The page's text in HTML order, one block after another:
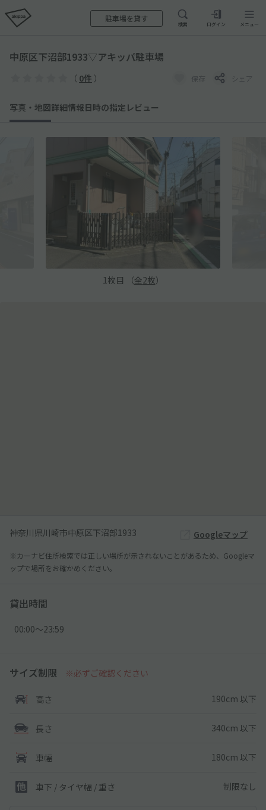
駐車場を貸す
検索 ログイン メニュー
中原区下沼部1933▽アキッパ駐車場
（ 0件 ） 保存 シェア
写真・地図詳細情報日時の指定 レビュー
1 枚目 （全2枚）
神奈川県川崎市中原区下沼部1933 Googleマップ
※カーナビ住所検索では正しい場所が示されないことがあるため、Googleマ
ップで場所をお確かめください。
貸出時間
00:00〜23:59
サイズ制限 ※必ずご確認ください
高さ 190cm 以下
長さ 340cm 以下
車幅 180cm 以下
車下 / タイヤ幅 / 重さ 制限なし